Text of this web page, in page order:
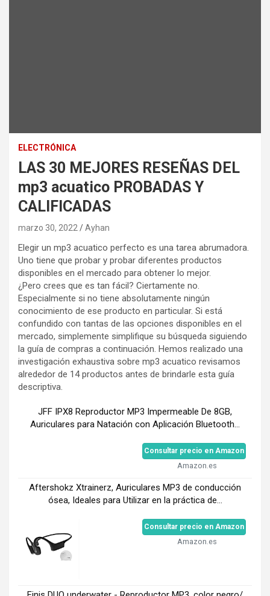
ELECTRÓNICA
LAS 30 MEJORES RESEÑAS DEL
mp3 acuatico PROBADAS Y
CALIFICADAS
marzo 30, 2022 Ayhan
Elegir un mp3 acuatico perfecto es una tarea abrumadora.
Uno tiene que probar y probar diferentes productos
disponibles en el mercado para obtener lo mejor.
¿Pero crees que es tan fácil? Ciertamente no.
Especialmente si no tiene absolutamente ningún
conocimiento de ese producto en particular. Si está
confundido con tantas de las opciones disponibles en el
mercado, simplemente simplifique su búsqueda siguiendo
la guía de compras a continuación. Hemos realizado una
investigación exhaustiva sobre mp3 acuatico revisamos
alrededor de 14 productos antes de brindarle esta guía
descriptiva.
JFF IPX8 Reproductor MP3 Impermeable De 8GB,
Auriculares para Natación con Aplicación Bluetooth...
Consultar precio en Amazon
Amazon.es
Aftershokz Xtrainerz, Auriculares MP3 de conducción
ósea, Ideales para Utilizar en la práctica de...
Consultar precio en Amazon
Amazon.es